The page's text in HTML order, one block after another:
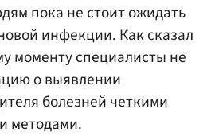
пока не стоит ожидать
инфекции. Как сказал
моменту специалисты не
о выявлении
болезней четкими
методами.